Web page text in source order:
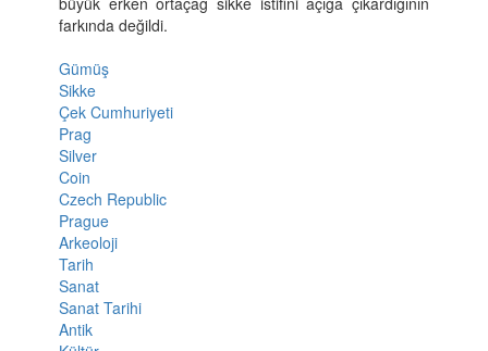
farkında değildi.
Gümüş
Sikke
Çek Cumhuriyeti
Prag
Silver
Coin
Czech Republic
Prague
Arkeoloji
Tarih
Sanat
Sanat Tarihi
Antik